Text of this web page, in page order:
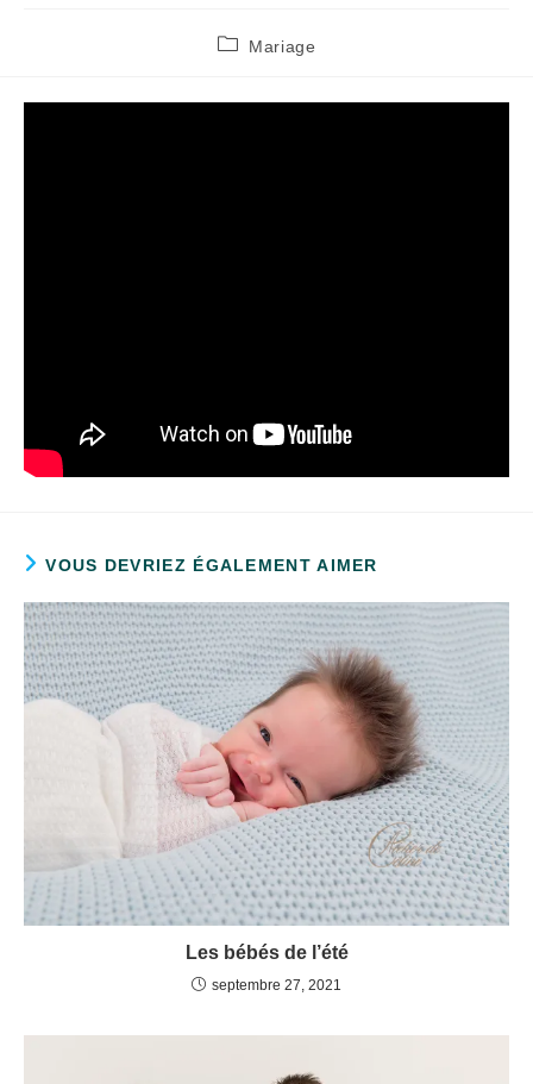
PostMariage
VOUS DEVRIEZ ÉGALEMENT AIMER
Les bébés de l’été
septembre 27, 2021